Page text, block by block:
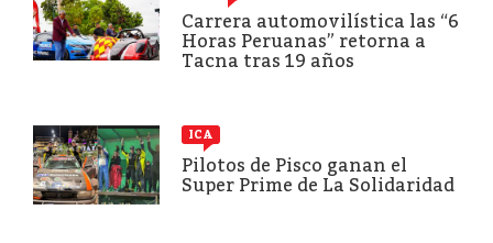
Carrera automovilística las “6
Horas Peruanas” retorna a
Tacna tras 19 años
ICA
Pilotos de Pisco ganan el
Super Prime de La Solidaridad